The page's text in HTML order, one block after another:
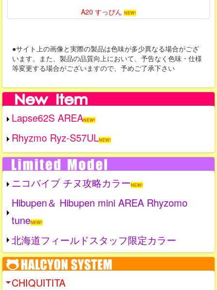
A20 すっぴん NEW!
●サイト上の画像と実際の製品は色味が多少異なる場合がござ
います。また、製品の品質向上において、予告なく色味・仕様
等変更する場合がございますので、予めご了承下さい
Lapse62S AREANEW!
Rhyzmo Ryz-S57ULNEW!
ニコバイブ チヌ攻略カラーNEW!
Hibupen＆ Hibupen mini AREA Rhyzomo
tuneNEW!
北海道フィールドスタッフ限定カラー
CHIQUITITA